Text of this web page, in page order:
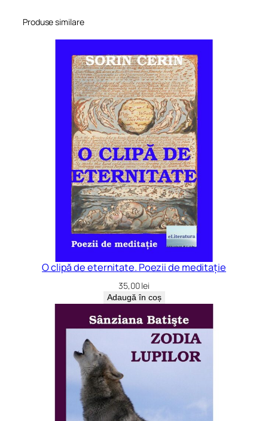
Produse similare
O clipă de eternitate. Poezii de meditație
35,00lei
Adaugă în coș